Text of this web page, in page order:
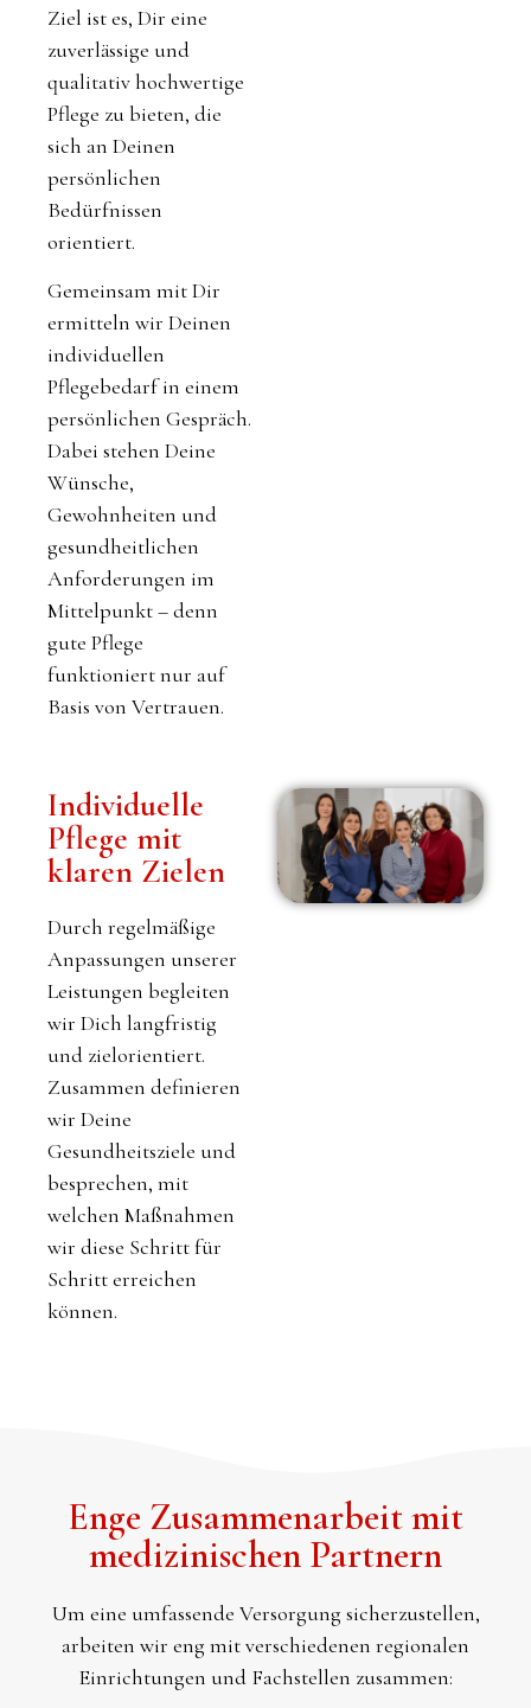
Ziel ist es, Dir eine
zuverlässige und
qualitativ hochwertige
Pflege zu bieten, die
sich an Deinen
persönlichen
Bedürfnissen
orientiert.
Gemeinsam mit Dir
ermitteln wir Deinen
individuellen
Pflegebedarf in einem
persönlichen Gespräch.
Dabei stehen Deine
Wünsche,
Gewohnheiten und
gesundheitlichen
Anforderungen im
Mittelpunkt – denn
gute Pflege
funktioniert nur auf
Basis von Vertrauen.
Individuelle
Pflege mit
klaren Zielen
Durch regelmäßige
Anpassungen unserer
Leistungen begleiten
wir Dich langfristig
und zielorientiert.
Zusammen definieren
wir Deine
Gesundheitsziele und
besprechen, mit
welchen Maßnahmen
wir diese Schritt für
Schritt erreichen
können.
Enge Zusammenarbeit mit
medizinischen Partnern
Um eine umfassende Versorgung sicherzustellen,
arbeiten wir eng mit verschiedenen regionalen
Einrichtungen und Fachstellen zusammen: